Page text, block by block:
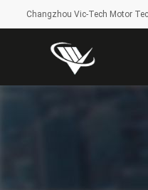
Changzhou Vic-Tech Motor